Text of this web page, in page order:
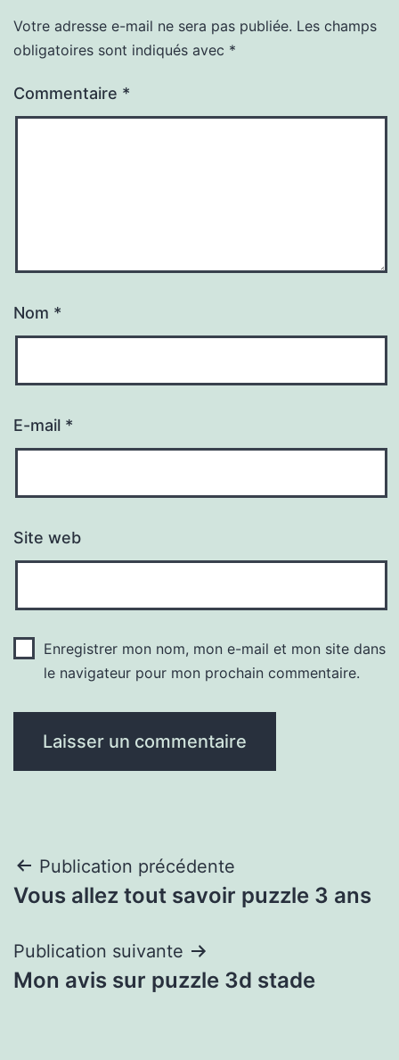
Votre adresse e-mail ne sera pas publiée. Les champs
obligatoires sont indiqués avec *
Commentaire *
Nom *
E-mail *
Site web
Enregistrer mon nom, mon e-mail et mon site dans
le navigateur pour mon prochain commentaire.
Navigation
de
l’article
Publication précédente
Vous allez tout savoir puzzle 3 ans
Publication suivante
Mon avis sur puzzle 3d stade